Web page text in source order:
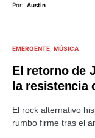
Por: Austin
EMERGENTE MÚSICA
El retorno de
la resistencia
El rock alternativo
rumbo firme tras el